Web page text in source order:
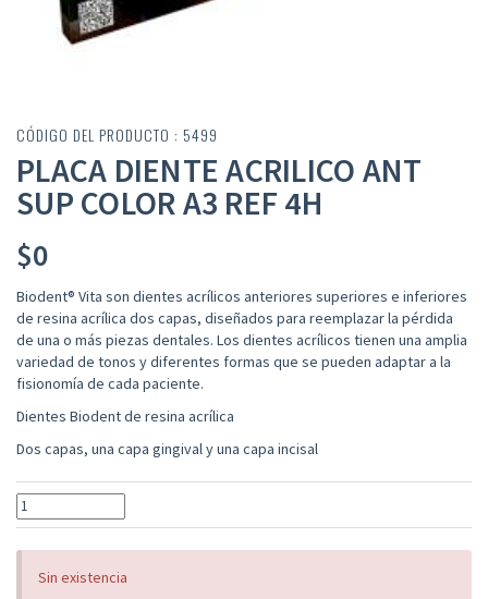
CÓDIGO DEL PRODUCTO : 5499
PLACA DIENTE ACRILICO ANT
SUP COLOR A3 REF 4H
$0
Biodent® Vita son dientes acrílicos anteriores superiores e inferiores
de resina acrílica dos capas, diseñados para reemplazar la pérdida
de una o más piezas dentales. Los dientes acrílicos tienen una amplia
variedad de tonos y diferentes formas que se pueden adaptar a la
fisionomía de cada paciente.
Dientes Biodent de resina acrílica
Dos capas, una capa gingival y una capa incisal
Sin existencia